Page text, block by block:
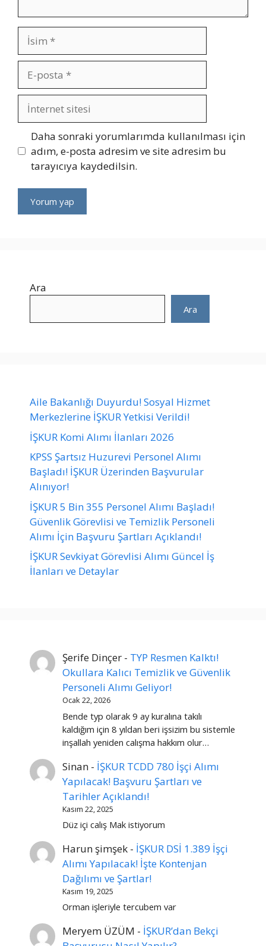
İsim
posta
İnternet
sitesi
Daha sonraki yorumlarımda kullanılması için
adım, e-posta adresim ve site adresim bu
tarayıcıya kaydedilsin.
Ara
Ara
Aile Bakanlığı Duyurdu! Sosyal Hizmet
Merkezlerine İŞKUR Yetkisi Verildi!
İŞKUR Komi Alımı İlanları 2026
KPSS Şartsız Huzurevi Personel Alımı
Başladı! İŞKUR Üzerinden Başvurular
Alınıyor!
İŞKUR 5 Bin 355 Personel Alımı Başladı!
Güvenlik Görevlisi ve Temizlik Personeli
Alımı İçin Başvuru Şartları Açıklandı!
İŞKUR Sevkiyat Görevlisi Alımı Güncel İş
İlanları ve Detaylar
Şerife Dinçer - TYP Resmen Kalktı!
Okullara Kalıcı Temizlik ve Güvenlik
Personeli Alımı Geliyor!
Ocak 22, 2026
Bende typ olarak 9 ay kuralına takılı
kaldığım için 8 yıldan beri işsizim bu sistemle
inşallah yeniden calışma hakkım olur…
Sinan - İŞKUR TCDD 780 İşçi Alımı
Yapılacak! Başvuru Şartları ve
Tarihler Açıklandı!
Kasım 22, 2025
Düz içi calış Mak istiyorum
Harun şimşek - İŞKUR DSİ 1.389 İşçi
Alımı Yapılacak! İşte Kontenjan
Dağılımı ve Şartlar!
Kasım 19, 2025
Orman işleriyle tercubem var
Meryem ÜZÜM - İŞKUR’dan Bekçi